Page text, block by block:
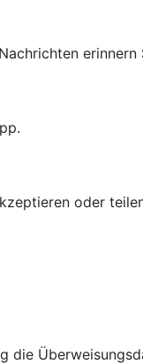
erinnern
oder
die